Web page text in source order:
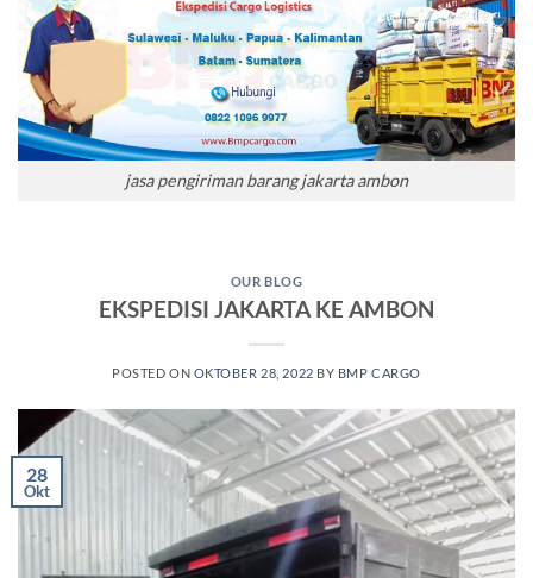
jasa pengiriman barang jakarta ambon
OUR BLOG
EKSPEDISI JAKARTA KE AMBON
POSTED ON OKTOBER 28, 2022 BY BMP CARGO
28
Okt